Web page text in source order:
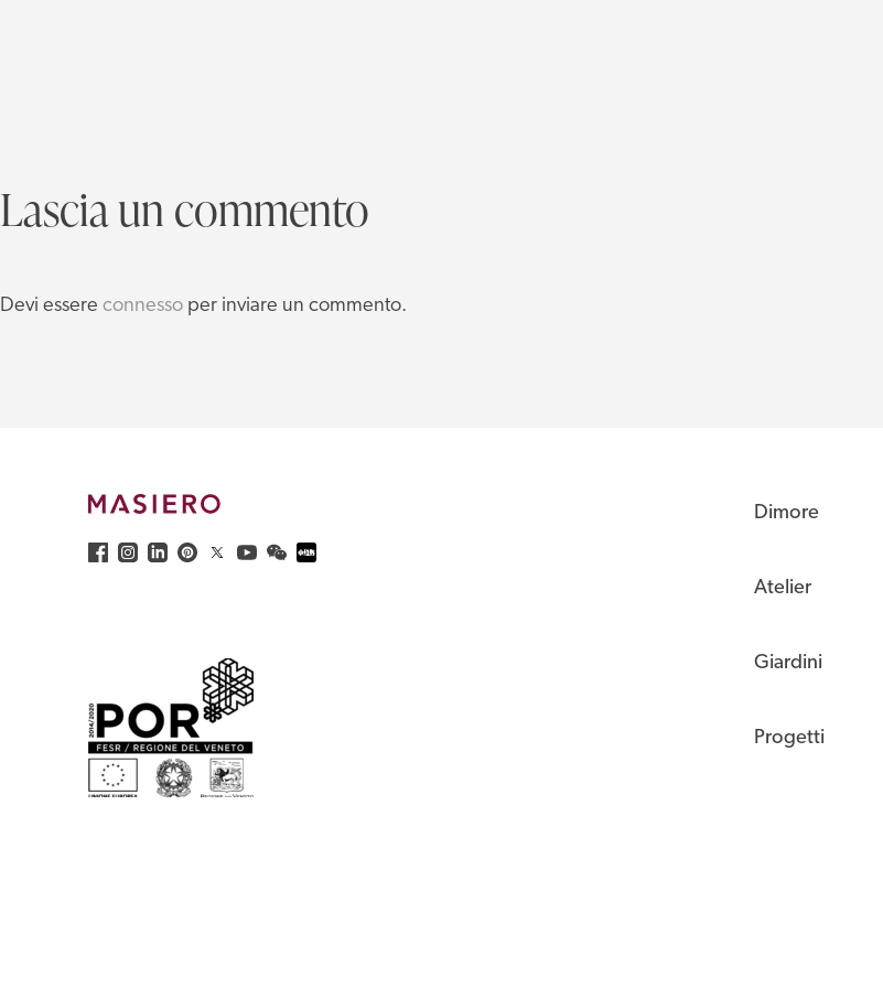
Lascia un commento
Devi essere connesso per inviare un commento.
Dimore
Atelier
Giardini
Progetti